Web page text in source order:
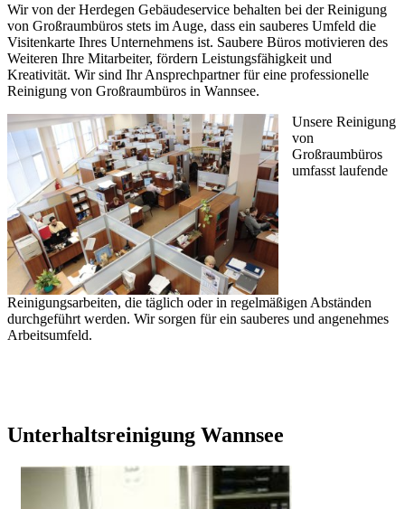
Wir von der Herdegen Gebäudeservice behalten bei der Reinigung
von Großraumbüros stets im Auge, dass ein sauberes Umfeld die
Visitenkarte Ihres Unternehmens ist. Saubere Büros motivieren des
Weiteren Ihre Mitarbeiter, fördern Leistungsfähigkeit und
Kreativität. Wir sind Ihr Ansprechpartner für eine professionelle
Reinigung von Großraumbüros in Wannsee.
Unsere Reinigung
von
Großraumbüros
umfasst laufende
Reinigungsarbeiten, die täglich oder in regelmäßigen Abständen
durchgeführt werden. Wir sorgen für ein sauberes und angenehmes
Arbeitsumfeld.
Unterhaltsreinigung Wannsee